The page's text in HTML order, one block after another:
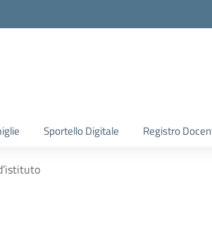
Sportello Digitale Registro